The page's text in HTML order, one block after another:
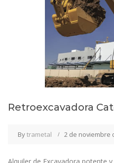
Retroexcavadora
Bytrametal 2 de noviembre